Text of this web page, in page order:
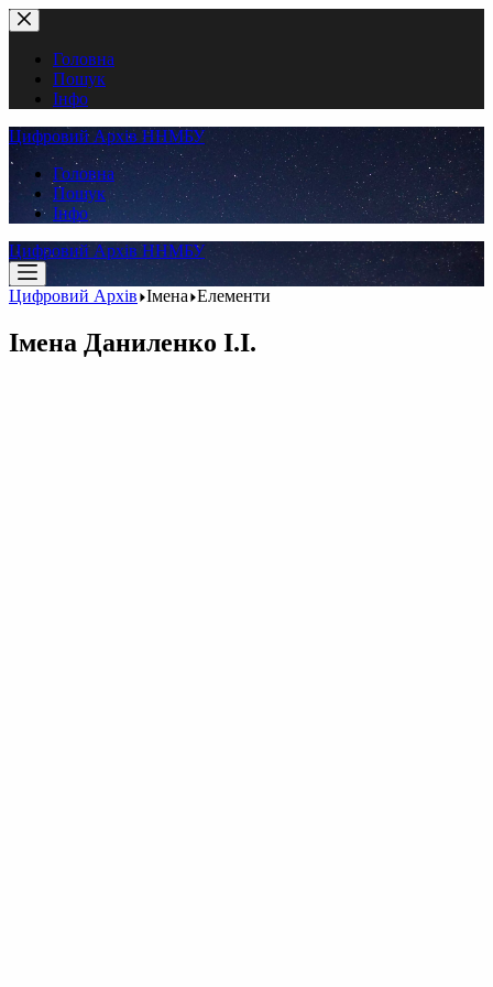
Перейти
до
вмістуГоловна
Пошук
Інфо
Цифровий Архів ННМБУ
Головна
Пошук
Інфо
Цифровий Архів ННМБУ
Цифровий Архів Імена Елементи
Імена Даниленко І.І.